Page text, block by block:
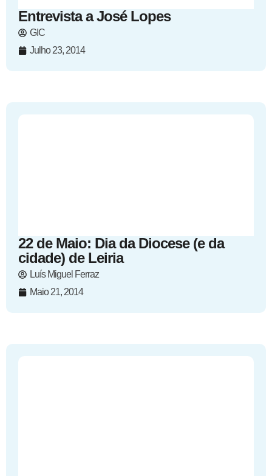
Entrevista a José Lopes
GIC
Julho 23, 2014
22 de Maio: Dia da Diocese (e da
cidade) de Leiria
Luís Miguel Ferraz
Maio 21, 2014